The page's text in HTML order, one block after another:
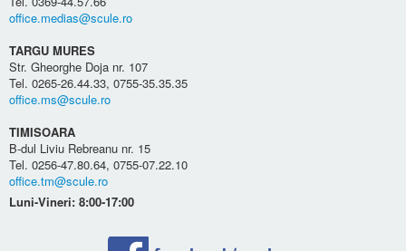
office.medias@scule.ro
TARGU MURES
Str. Gheorghe Doja nr. 107
Tel. 0265-26.44.33, 0755-35.35.35
office.ms@scule.ro
TIMISOARA
B-dul Liviu Rebreanu nr. 15
Tel. 0256-47.80.64, 0755-07.22.10
office.tm@scule.ro
Luni-Vineri: 8:00-17:00